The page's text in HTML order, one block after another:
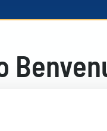
alla base della